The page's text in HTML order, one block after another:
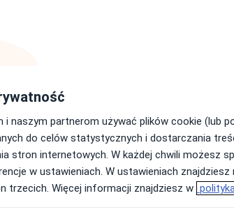
i naszym partnerom używać plików cookie (lub
do celów statystycznych i dostarczania
stron internetowych. W każdej chwili możesz
w ustawieniach. W ustawieniach znajdziesz
trzecich. Więcej informacji znajdziesz w